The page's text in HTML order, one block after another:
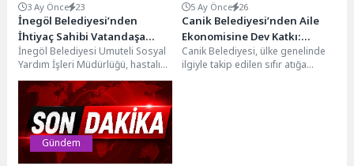
3 Ay Önce 23
İnegöl Belediyesi’nden
İhtiyaç Sahibi Vatandaşa
Sıcak Yuva
İnegöl Belediyesi Umuteli Sosyal
Yardım İşleri Müdürlüğü, hastalığı
nedeniyle çalışamayan ve sosyal
güvencesi de bulunmayan...
5 Ay Önce 26
Canik Belediyesi’nden Aile
Ekonomisine Dev Katkı:
Atıklar Kazanca Dönüşüyor
Canik Belediyesi, ülke genelinde
ilgiyle takip edilen sıfır atığa
Gündem